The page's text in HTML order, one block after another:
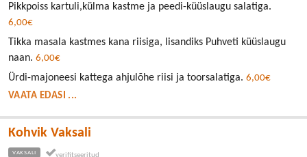
Pikkpoiss kartuli,külma kastme ja peedi-küüslaugu salatiga.
6,00€
Tikka masala kastmes kana riisiga, lisandiks Puhveti küüslaugu
naan. 6,00€
Ürdi-majoneesi kattega ahjulõhe riisi ja toorsalatiga. 6,00€
VAATA EDASI ...
Kohvik Vaksali
VAKSALI